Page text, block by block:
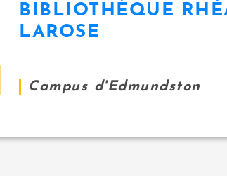
BIBLIOTHÈQUE
LAROSE
Campus d'Edmundston